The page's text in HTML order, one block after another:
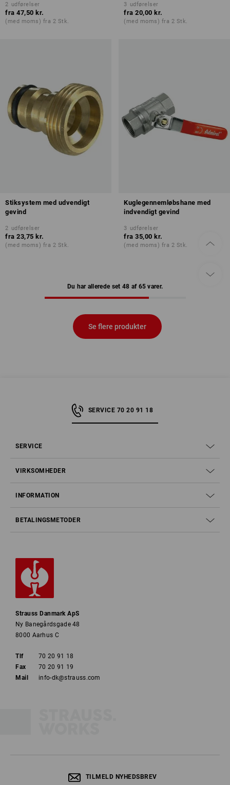
2 udførelser
fra 47,50 kr.
(med moms) fra 2 Stk.
3 udførelser
fra 20,00 kr.
(med moms) fra 2 Stk.
Stiksystem med udvendigt
gevind
2 udførelser
fra 23,75 kr.
(med moms) fra 2 Stk.
Kuglegennemløbshane med
indvendigt gevind
3 udførelser
fra 35,00 kr.
(med moms) fra 2 Stk.
Du har allerede set 48 af 65 varer.
Se flere produkter
SERVICE 70 20 91 18
SERVICE
VIRKSOMHEDER
INFORMATION
BETALINGSMETODER
Strauss Danmark ApS
Ny Banegårdsgade 48
8000 Aarhus C
Tlf
70 20 91 18
Fax
70 20 91 19
Mail
info-dk@strauss.com
TILMELD NYHEDSBREV